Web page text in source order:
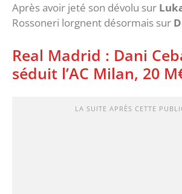
Après avoir jeté son dévolu sur
Rossoneri lorgnent désormais sur
Real Madrid : Dani
séduit l’AC Milan, 20
LA SUITE APRÈS CETTE